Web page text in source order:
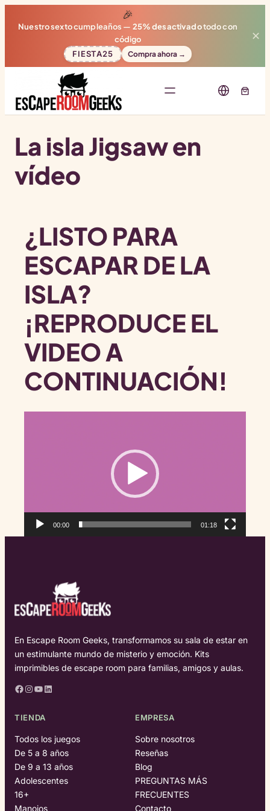
🎉
Nuestro sexto cumpleaños — 25% desactivadotodo con
código
FIESTA25
Compra ahora →
✕
La isla Jigsaw en
vídeo
¿LISTO PARA
ESCAPAR DE LA
ISLA?
¡REPRODUCE EL
VIDEO A
CONTINUACIÓN!
00:00 01:18
En Escape Room Geeks, transformamos su sala de estar en
un estimulante mundo de misterio y emoción. Kits
imprimibles de escape room para familias, amigos y aulas.
Facebook Instagram YouTube LinkedIn
TIENDA
Todos los juegos
De 5 a 8 años
De 9 a 13 años
Adolescentes
16+
Manojos
EMPRESA
Sobre nosotros
Reseñas
Blog
PREGUNTAS MÁS
FRECUENTES
Contacto